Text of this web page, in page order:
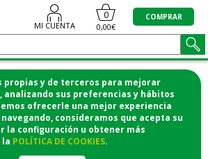
propias y de terceros para mejorar
analizando sus preferencias y hábitos
ofrecerle una mejor experiencia
consideramos que acepta su
la configuración u obtener más
la POLÍTICA DE COOKIES.
MI CUENTA
0
0,00€
COMPRAR
DESDE CASA Y RECOGE
EN LA FARMACIA!
te lo mandamos a casa